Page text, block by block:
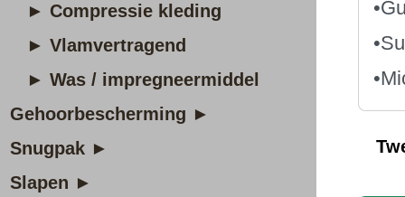
► Compressie kleding
► Vlamvertragend
► Was / impregneermiddel
Gehoorbescherming ►
Snugpak ►
Slapen ►